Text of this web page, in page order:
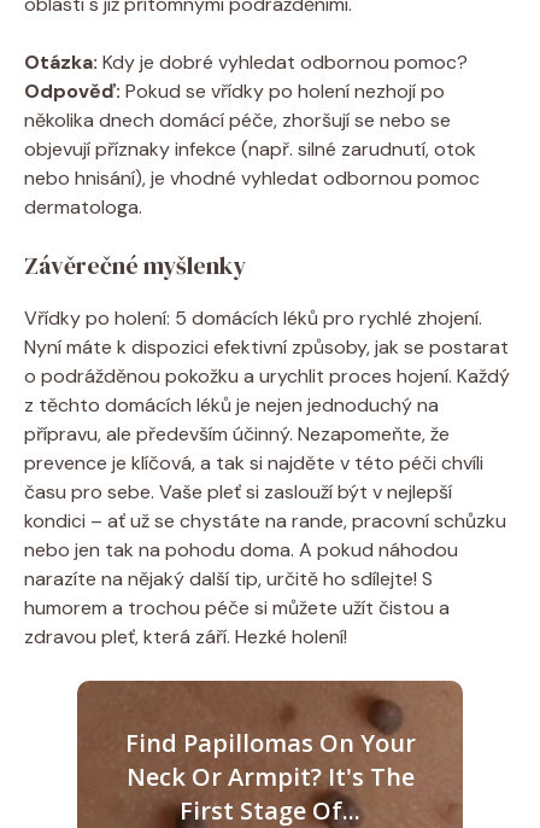
Otázka: Kdy je dobré vyhledat odbornou pomoc?
Odpověď: Pokud se vřídky po holení nezhojí po
několika dnech domácí péče, zhoršují se nebo se
objevují příznaky infekce (např. silné zarudnutí, otok
nebo hnisání), je vhodné vyhledat odbornou pomoc
dermatologa.
Závěrečné myšlenky
Vřídky po holení: 5 domácích léků pro rychlé zhojení.
Nyní máte k dispozici efektivní způsoby, jak se postarat
o podrážděnou pokožku a urychlit proces hojení. Každý
z těchto domácích léků je nejen jednoduchý na
přípravu, ale především účinný. Nezapomeňte, že
prevence je klíčová, a tak si najděte v této péči chvíli
času pro sebe. Vaše pleť si zaslouží být v nejlepší
kondici – ať už se chystáte na rande, pracovní schůzku
nebo jen tak na pohodu doma. A pokud náhodou
narazíte na nějaký další tip, určitě ho sdílejte! S
humorem a trochou péče si můžete užít čistou a
zdravou pleť, která září. Hezké holení!
Find Papillomas On Your
Neck Or Armpit? It's The
First Stage Of...